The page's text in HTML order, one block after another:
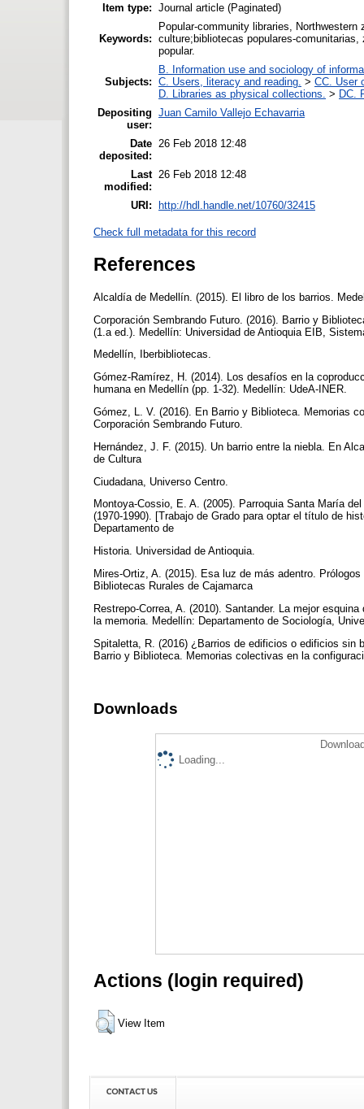
Item type: Journal article (Paginated)
Keywords:
Popular-community libraries,
culture;bibliotecas populares-
popular.
Subjects:
B. Information use and sociology of
C. Users, literacy and reading. > CC. User
D. Libraries as physical collections. > DC.
Depositing
user:
Juan Camilo Vallejo Echavarria
Date
deposited:
26 Feb 2018 12:48
Last
modified:
26 Feb 2018 12:48
URI: http://hdl.handle.net/10760/32415
Check full metadata for this record
References
Alcaldía de Medellín. (2015). El libro de los barrios.
Corporación Sembrando Futuro. (2016). Barrio y
(1.a ed.). Medellín: Universidad de Antioquia EIB,
Medellín, Iberbibliotecas.
Gómez-Ramírez, H. (2014). Los desafíos en la
humana en Medellín (pp. 1‑32). Medellín: UdeA-INER.
Gómez, L. V. (2016). En Barrio y Biblioteca. Memorias
Corporación Sembrando Futuro.
Hernández, J. F. (2015). Un barrio entre la niebla. En
de Cultura
Ciudadana, Universo Centro.
Montoya-Cossio, E. A. (2005). Parroquia Santa María
(1970-1990). [Trabajo de Grado para optar el título de
Departamento de
Historia. Universidad de Antioquia.
Mires-Ortiz, A. (2015). Esa luz de más adentro.
Bibliotecas Rurales de Cajamarca
Restrepo-Correa, A. (2010). Santander. La mejor
la memoria. Medellín: Departamento de Sociología,
Spitaletta, R. (2016) ¿Barrios de edificios o edificios sin
Barrio y Biblioteca. Memorias colectivas en la
Downloads
Loading...
Actions (login required)
View Item